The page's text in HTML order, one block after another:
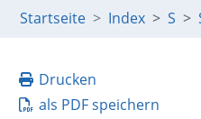
Startseite Index S
Drucken
als PDF speichern